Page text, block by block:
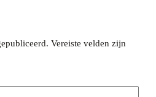
Vereiste velden zijn